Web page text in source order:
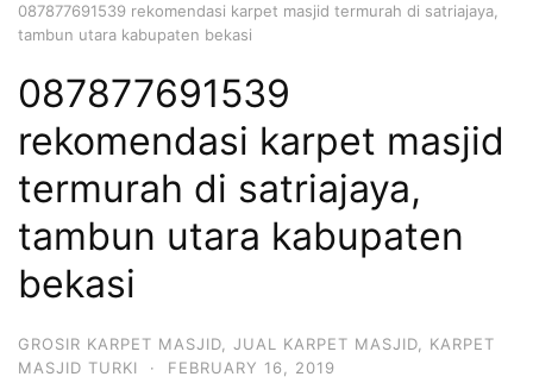
087877691539 rekomendasi karpet masjid termurah di satriajaya,
tambun utara kabupaten bekasi
087877691539
rekomendasi karpet masjid
termurah di satriajaya,
tambun utara kabupaten
bekasi
GROSIR KARPET MASJID JUAL KARPET MASJID
KARPET
MASJID TURKI
· FEBRUARY 16, 2019